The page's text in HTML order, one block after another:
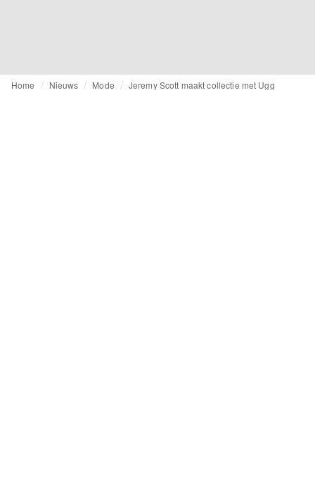
Home Nieuws Mode Jeremy Scott maakt collectie met Ugg